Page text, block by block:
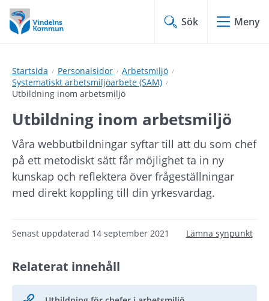
Hoppa
till
innehåll
Hoppa
till
undermeny
Sök Meny
Startsida Personalsidor
Arbetsmiljö
Systematiskt arbetsmiljöarbete (SAM)
Utbildning inom arbetsmiljö
Utbildning inom arbetsmiljö
Våra webbutbildningar syftar till att du som chef
på ett metodiskt sätt får möjlighet ta in ny
kunskap och reflektera över frågeställningar
med direkt koppling till din yrkesvardag.
Senast uppdaterad 14 september 2021 Lämna synpunkt
Relaterat innehåll